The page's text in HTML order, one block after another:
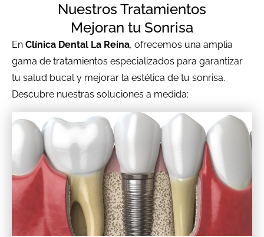
Nuestros Tratamientos
Mejoran tu Sonrisa
En Clínica Dental La Reina, ofrecemos una amplia
gama de tratamientos especializados para garantizar
tu salud bucal y mejorar la estética de tu sonrisa.
Descubre nuestras soluciones a medida: